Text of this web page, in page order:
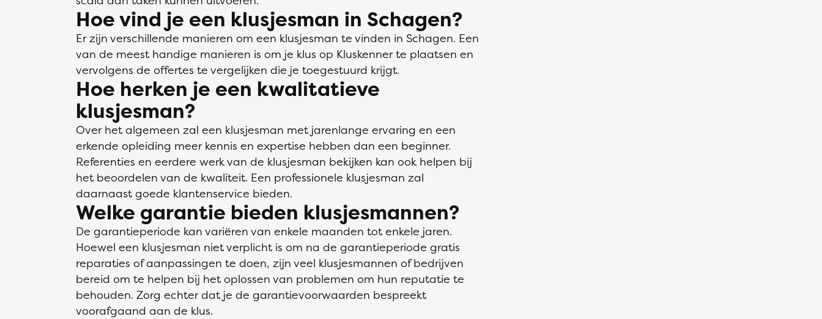
Hoe vind je een klusjesman in Schagen?
Er zijn verschillende manieren om een klusjesman te vinden in Schagen. Een
van de meest handige manieren is om je klus op Kluskenner te plaatsen en
vervolgens de offertes te vergelijken die je toegestuurd krijgt.
Hoe herken je een kwalitatieve
klusjesman?
Over het algemeen zal een klusjesman met jarenlange ervaring en een
erkende opleiding meer kennis en expertise hebben dan een beginner.
Referenties en eerdere werk van de klusjesman bekijken kan ook helpen bij
het beoordelen van de kwaliteit. Een professionele klusjesman zal
daarnaast goede klantenservice bieden.
Welke garantie bieden klusjesmannen?
De garantieperiode kan variëren van enkele maanden tot enkele jaren.
Hoewel een klusjesman niet verplicht is om na de garantieperiode gratis
reparaties of aanpassingen te doen, zijn veel klusjesmannen of bedrijven
bereid om te helpen bij het oplossen van problemen om hun reputatie te
behouden. Zorg echter dat je de garantievoorwaarden bespreekt
voorafgaand aan de klus.